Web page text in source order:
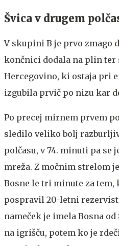
Švica v drugem
V skupini B je prvo zmago
končnici dodala na plin ter
Hercegovino, ki ostaja pri
izgubila prvič po nizu kar
Po precej mirnem prvem
sledilo veliko bolj
polčasu, v 74. minuti pa se
mreža. Z močnim strelom
Bosne le tri minute za tem,
pospravil 20-letni rezervist
nameček je imela Bosna
na igrišču, potem ko je